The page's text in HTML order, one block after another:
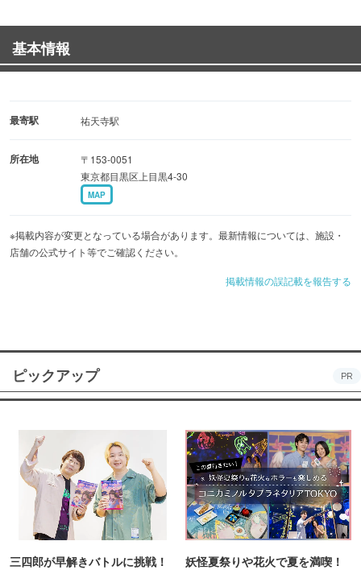
基本情報
最寄駅 祐天寺駅
所在地
〒153-0051
東京都目黒区上目黒4-30
MAP
※掲載内容が変更となっている場合があります。最新情報については、施設・
店舗の公式サイト等でご確認ください。
掲載情報の誤記載を報告する
ピックアップ PR
三四郎が早解きバトルに挑戦！
妖怪夏祭りや花火で夏を満喫！